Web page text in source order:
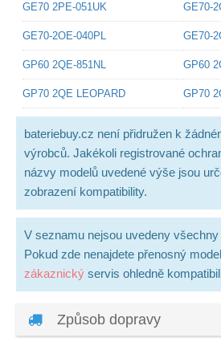
GE70 2PE-051UK GE70-
GE70-2OE-040PL GE70-
GP60 2QE-851NL GP60
GP70 2QE LEOPARD GP70
bateriebuy.cz není přidružen k
výrobců. Jakékoli registrované
názvy modelů uvedené výše jsou
zobrazení kompatibility.
V seznamu nejsou uvedeny
Pokud zde nenajdete přenosný
zákaznický servis ohledně
Způsob dopravy